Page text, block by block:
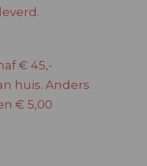
€ 45,-
huis. Anders
€ 5,00